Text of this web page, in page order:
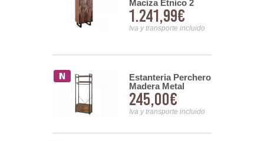
Maciza Etnico 2
Puertas Talladas
Daersin
1.241,99€
Iva y transporte incluido
Estanteria Perchero
Madera Metal
Diseño Industrial
Azarraga
245,00€
Iva y transporte incluido